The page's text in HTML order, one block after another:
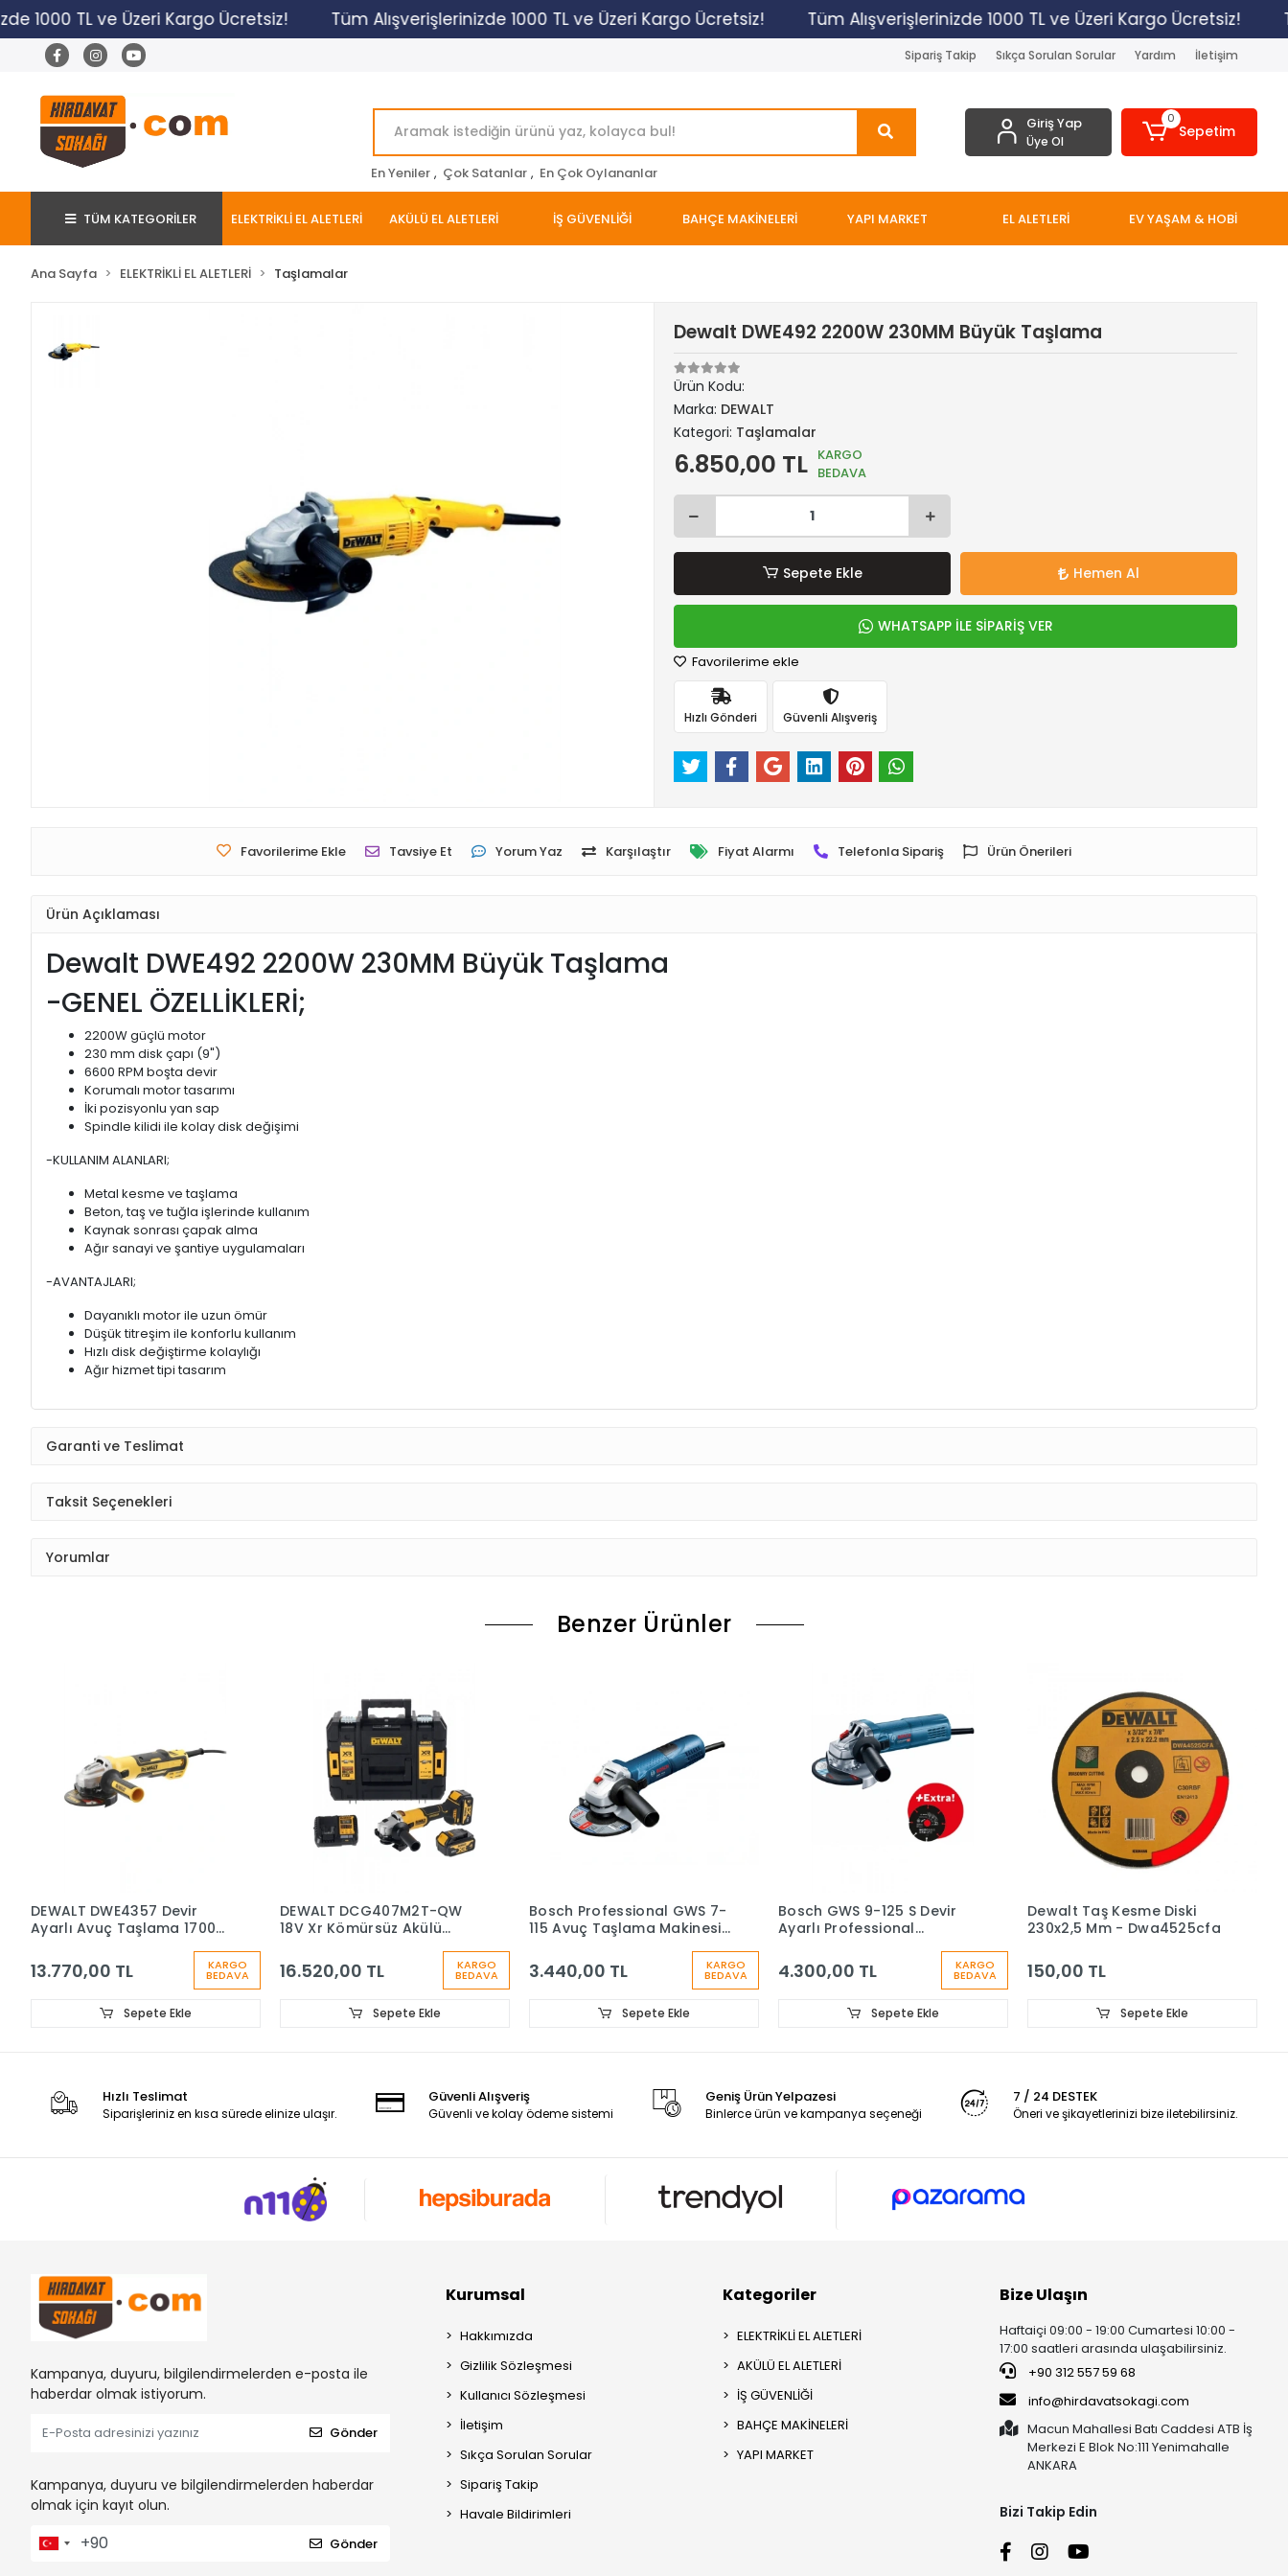
1000 TL ve Üzeri Kargo Ücretsiz! Tüm Alışverişlerinizde 1000 TL ve Üzeri Kargo Ücretsiz! Tüm Alışverişlerinizde 1000 TL ve Üzeri Kargo Ücretsiz!
Sipariş Takip Sıkça Sorulan Sorular Yardım İletişim
En Yeniler , Çok Satanlar , En Çok Oylananlar
Giriş Yap
Üye Ol
0
Sepetim
TÜM KATEGORİLER ELEKTRİKLİ EL ALETLERİ AKÜLÜ EL ALETLERİ İŞ GÜVENLİĞİ BAHÇE MAKİNELERİ YAPI MARKET EL ALETLERİ EV YAŞAM & HOBİ
Ana Sayfa ELEKTRİKLİ EL ALETLERİ Taşlamalar
Dewalt DWE492 2200W 230MM Büyük Taşlama
Ürün Kodu:
Marka: DEWALT
Kategori: Taşlamalar
6.850,00 TL KARGO
BEDAVA
Sepete Ekle Hemen Al
WHATSAPP İLE SİPARİŞ VER
Favorilerime ekle
Hızlı Gönderi Güvenli Alışveriş
Favorilerime Ekle Tavsiye Et Yorum Yaz Karşılaştır Fiyat Alarmı Telefonla Sipariş Ürün Önerileri
Ürün Açıklaması
Dewalt DWE492 2200W 230MM Büyük Taşlama
-GENEL ÖZELLİKLERİ;
2200W güçlü motor
230 mm disk çapı (9")
6600 RPM boşta devir
Korumalı motor tasarımı
İki pozisyonlu yan sap
Spindle kilidi ile kolay disk değişimi
-KULLANIM ALANLARI;
Metal kesme ve taşlama
Beton, taş ve tuğla işlerinde kullanım
Kaynak sonrası çapak alma
Ağır sanayi ve şantiye uygulamaları
-AVANTAJLARI;
Dayanıklı motor ile uzun ömür
Düşük titreşim ile konforlu kullanım
Hızlı disk değiştirme kolaylığı
Ağır hizmet tipi tasarım
Garanti ve Teslimat
Taksit Seçenekleri
Yorumlar
Benzer Ürünler
DEWALT DWE4357 Devir
Ayarlı Avuç Taşlama 1700
13.770,00 TL KARGO
BEDAVA
Sepete Ekle
DEWALT DCG407M2T-QW
18V Xr Kömürsüz Akülü
16.520,00 TL KARGO
BEDAVA
Sepete Ekle
Bosch Professional GWS 7-
115 Avuç Taşlama Makinesi
3.440,00 TL KARGO
BEDAVA
Sepete Ekle
Bosch GWS 9-125 S Devir
Ayarlı Professional
Tungsten karbür
Multiwheel kesme diski
4.300,00 TL KARGO
BEDAVA
Sepete Ekle
Dewalt Taş Kesme Diski
230x2,5 Mm - Dwa4525cfa
150,00 TL
Sepete Ekle
Hızlı Teslimat
Siparişleriniz en kısa sürede elinize ulaşır.
Güvenli Alışveriş
Güvenli ve kolay ödeme sistemi
Geniş Ürün Yelpazesi
Binlerce ürün ve kampanya seçeneği
7 / 24 DESTEK
Öneri ve şikayetlerinizi bize iletebilirsiniz.
Kampanya, duyuru, bilgilendirmelerden e-posta ile
haberdar olmak istiyorum.
Gönder
Kampanya, duyuru ve bilgilendirmelerden haberdar
olmak için kayıt olun.
Gönder
Kurumsal
Hakkımızda
Gizlilik Sözleşmesi
Kullanıcı Sözleşmesi
İletişim
Sıkça Sorulan Sorular
Sipariş Takip
Havale Bildirimleri
Kategoriler
ELEKTRİKLİ EL ALETLERİ
AKÜLÜ EL ALETLERİ
İŞ GÜVENLİĞİ
BAHÇE MAKİNELERİ
YAPI MARKET
Bize Ulaşın
Haftaiçi 09:00 - 19:00 Cumartesi 10:00 -
17:00 saatleri arasında ulaşabilirsiniz.
+90 312 557 59 68
info@hirdavatsokagi.com
Macun Mahallesi Batı Caddesi ATB İş
Merkezi E Blok No:111 Yenimahalle
ANKARA
Bizi Takip Edin